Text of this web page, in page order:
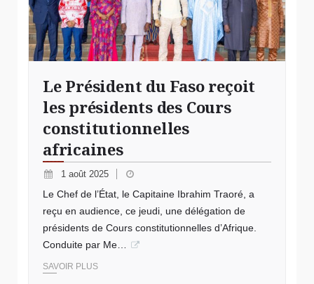
Le Président du Faso reçoit
les présidents des Cours
constitutionnelles
africaines
1 août 2025
Le Chef de l’État, le Capitaine Ibrahim Traoré, a
reçu en audience, ce jeudi, une délégation de
présidents de Cours constitutionnelles d’Afrique.
Conduite par Me…
SAVOIR PLUS